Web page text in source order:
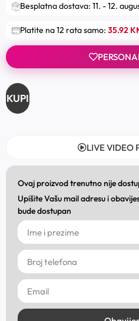
Besplatna dostava: 11. - 12.
Platite na 12 rata samo: 35.92
KUPI
LIVE VIDEO
Ovaj proizvod trenutno nije
Upišite Vašu mail adresu i
bude dostupan